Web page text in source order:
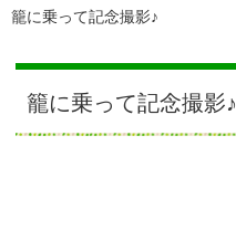
籠に乗って記念撮影♪
籠に乗って記念撮影♪